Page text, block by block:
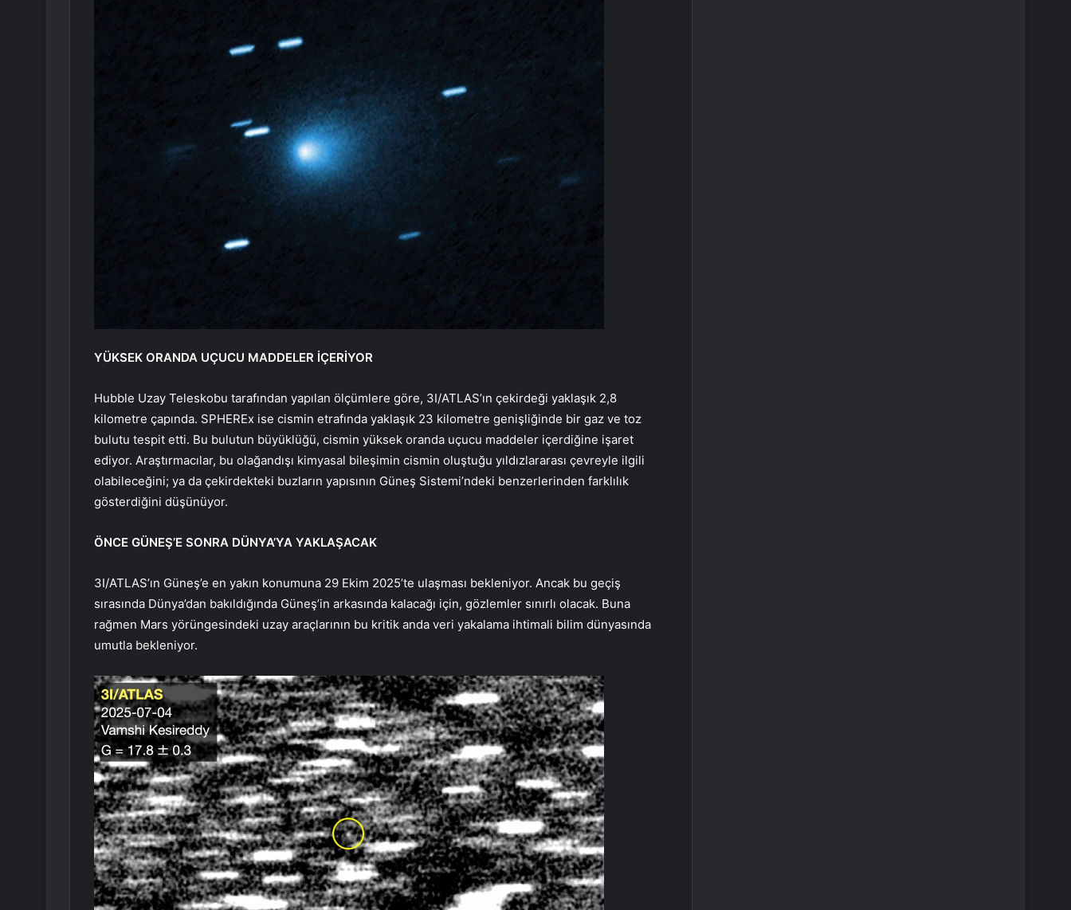
YÜKSEK ORANDA UÇUCU MADDELER İÇERİYOR
Hubble Uzay Teleskobu tarafından yapılan ölçümlere göre, 3I/ATLAS’ın çekirdeği yaklaşık 2,8
kilometre çapında. SPHEREx ise cismin etrafında yaklaşık 23 kilometre genişliğinde bir gaz ve toz
bulutu tespit etti. Bu bulutun büyüklüğü, cismin yüksek oranda uçucu maddeler içerdiğine işaret
ediyor. Araştırmacılar, bu olağandışı kimyasal bileşimin cismin oluştuğu yıldızlararası çevreyle ilgili
olabileceğini; ya da çekirdekteki buzların yapısının Güneş Sistemi’ndeki benzerlerinden farklılık
gösterdiğini düşünüyor.
ÖNCE GÜNEŞ’E SONRA DÜNYA’YA YAKLAŞACAK
3I/ATLAS’ın Güneş’e en yakın konumuna 29 Ekim 2025’te ulaşması bekleniyor. Ancak bu geçiş
sırasında Dünya’dan bakıldığında Güneş’in arkasında kalacağı için, gözlemler sınırlı olacak. Buna
rağmen Mars yörüngesindeki uzay araçlarının bu kritik anda veri yakalama ihtimali bilim dünyasında
umutla bekleniyor.